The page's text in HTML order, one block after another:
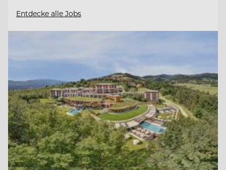
Entdecke alle Jobs